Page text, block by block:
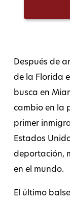
Después de
de la Florida
busca en
cambio en la
primer
Estados
deportación,
en el mundo.
El último